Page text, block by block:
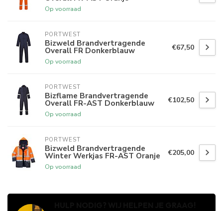
Op voorraad
PORTWEST
Bizweld Brandvertragende
Overall FR Donkerblauw
Op voorraad
€67,50
PORTWEST
Bizflame Brandvertragende
Overall FR-AST Donkerblauw
Op voorraad
€102,50
PORTWEST
Bizweld Brandvertragende
Winter Werkjas FR-AST Oranje
Op voorraad
€205,00